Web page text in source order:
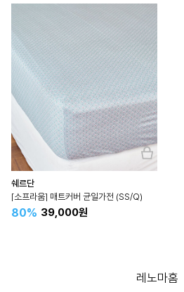
쉐르단
[소프라움] 매트커버 균일가전 (SS/Q)
80% 39,000원
레노마홈